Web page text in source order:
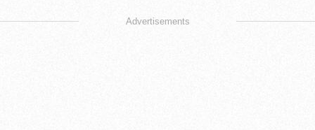
Advertisements